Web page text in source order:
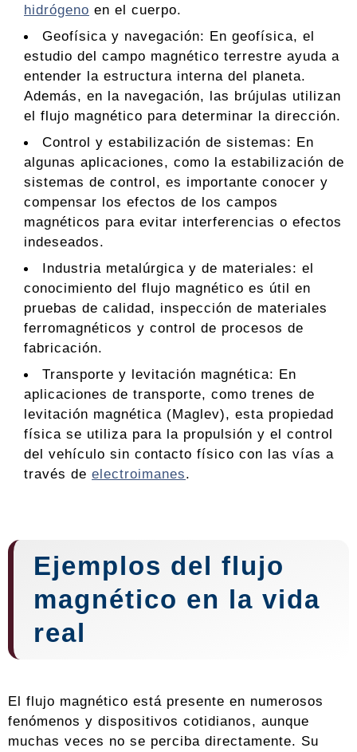
hidrógeno en el cuerpo.
Geofísica y navegación: En geofísica, el
estudio del campo magnético terrestre ayuda a
entender la estructura interna del planeta.
Además, en la navegación, las brújulas utilizan
el flujo magnético para determinar la dirección.
Control y estabilización de sistemas: En
algunas aplicaciones, como la estabilización de
sistemas de control, es importante conocer y
compensar los efectos de los campos
magnéticos para evitar interferencias o efectos
indeseados.
Industria metalúrgica y de materiales: el
conocimiento del flujo magnético es útil en
pruebas de calidad, inspección de materiales
ferromagnéticos y control de procesos de
fabricación.
Transporte y levitación magnética: En
aplicaciones de transporte, como trenes de
levitación magnética (Maglev), esta propiedad
física se utiliza para la propulsión y el control
del vehículo sin contacto físico con las vías a
través de electroimanes.
Ejemplos del flujo
magnético en la vida
real
El flujo magnético está presente en numerosos
fenómenos y dispositivos cotidianos, aunque
muchas veces no se perciba directamente. Su